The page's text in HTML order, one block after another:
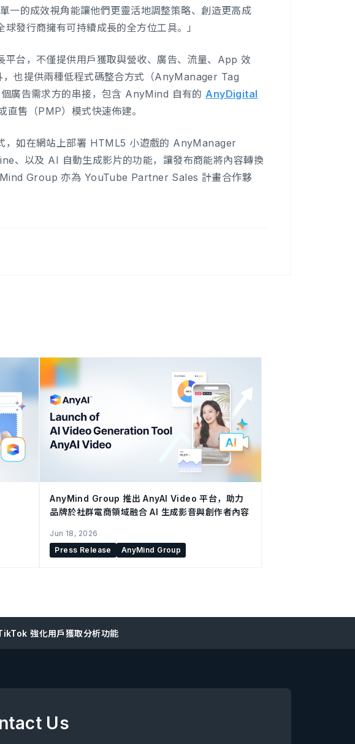
一的成效視角能讓他們更靈活地調整策略、創造更高成
發行商擁有可持續成長的全方位工具。」
台，不僅提供用戶獲取與營收、廣告、流量、App 效
也提供兩種低程式碼整合方式（AnyManager Tag
廣告需求方的串接，包含 AnyMind 自有的AnyDigital
售（PMP）模式快速佈建。
，如在網站上部署 HTML5 小遊戲的 AnyManager
、以及 AI 自動生成影片的功能，讓發布商能將內容轉換
Group 亦為 YouTube Partner Sales 計畫合作夥
AnyMind Group 推出 AnyAI Video 平台，助力
品牌於社群電商領域融合 AI 生成影音與創作者內容
Jun 18, 2026
Press Release
AnyMind Group
強化用戶獲取分析功能
Us